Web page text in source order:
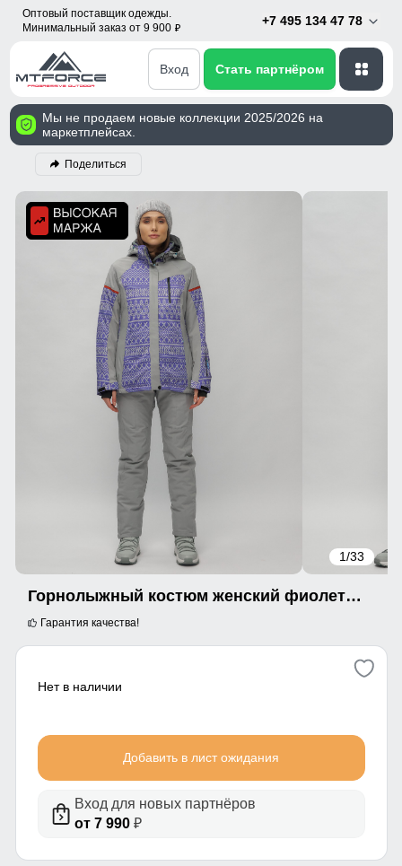
Оптовый поставщик одежды.
Минимальный заказ от 9 900 p
+7 495 134 47 78
Вход Стать партнёром
Мы не продаем новые коллекции 2025/2026 на
маркетплейсах.
Поделиться
1/33
Горнолыжный костюм женский фиолетового цвета 02272F
Гарантия качества!
Нет в наличии
Добавить в лист ожидания
Вход для новых партнёров
от 7 990₽